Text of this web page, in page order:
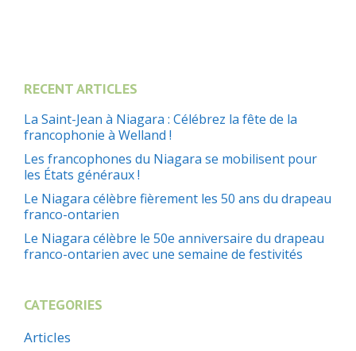
RECENT ARTICLES
La Saint-Jean à Niagara : Célébrez la fête de la
francophonie à Welland !
Les francophones du Niagara se mobilisent pour
les États généraux !
Le Niagara célèbre fièrement les 50 ans du drapeau
franco-ontarien
Le Niagara célèbre le 50e anniversaire du drapeau
franco-ontarien avec une semaine de festivités
CATEGORIES
Articles